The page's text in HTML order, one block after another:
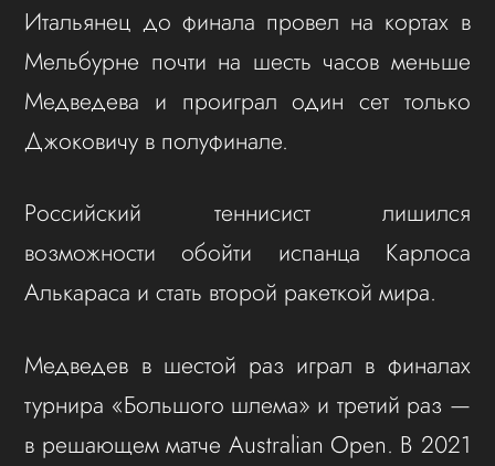
Итальянец до финала провел на кортах в
Мельбурне почти на шесть часов меньше
Медведева и проиграл один сет только
Джоковичу в полуфинале.
Российский теннисист лишился
возможности обойти испанца Карлоса
Алькараса и стать второй ракеткой мира.
Медведев в шестой раз играл в финалах
турнира «Большого шлема» и третий раз —
в решающем матче Australian Open. В 2021